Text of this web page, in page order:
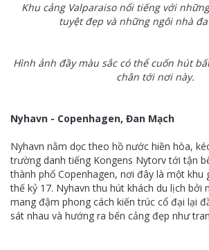
Khu cảng Valparaiso nổi tiếng với
tuyệt đẹp và những ngôi nhà đa
Hình ảnh đầy màu sắc có thể cuốn hút
chân tới nơi này.
Nyhavn - Copenhagen, Đan Mạch
Nyhavn nằm dọc theo hồ nước hiền hòa,
trường danh tiếng Kongens Nytorv tới tận
thành phố Copenhagen, nơi đây là một
thế kỷ 17. Nyhavn thu hút khách du lịch bởi
mang đậm phong cách kiến trúc cổ đại lại
sát nhau và hướng ra bến cảng đẹp như